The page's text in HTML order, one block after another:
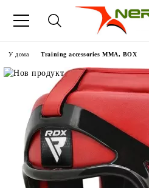
У дома Training accessories MMA, BOX